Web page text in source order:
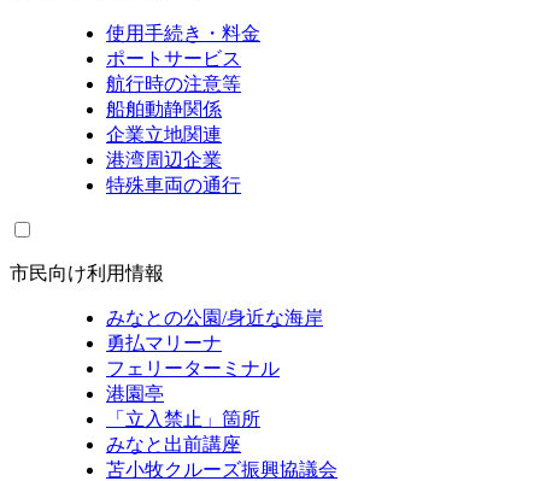
使用手続き・料金
ポートサービス
航行時の注意等
船舶動静関係
企業立地関連
港湾周辺企業
特殊車両の通行
市民向け利用情報
みなとの公園/身近な海岸
勇払マリーナ
フェリーターミナル
港園亭
「立入禁止」箇所
みなと出前講座
苫小牧クルーズ振興協議会